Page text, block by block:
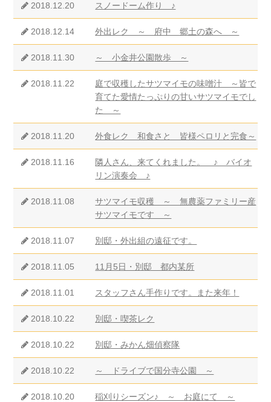
2018.12.20 スノードーム作り ♪
2018.12.14 外出レク ～ 府中 郷土の森へ ～
2018.11.30 ～ 小金井公園散歩 ～
2018.11.22
庭で収穫したサツマイモの味噌汁 ～皆で
育てた愛情たっぷりの甘いサツマイモでし
た ～
2018.11.20 外食レク 和食さと 皆様ペロリと完食～
2018.11.16
隣人さん、来てくれました。 ♪ バイオ
リン演奏会 ♪
2018.11.08
サツマイモ収穫 ～ 無農薬ファミリー産
サツマイモです ～
2018.11.07 別邸・外出組の遠征です。
2018.11.05 11月5日・別邸 都内某所
2018.11.01 スタッフさん手作りです。また来年！
2018.10.22 別邸・喫茶レク
2018.10.22 別邸・みかん畑偵察隊
2018.10.22 ～ ドライブで国分寺公園 ～
2018.10.20 稲刈りシーズン♪ ～ お庭にて ～